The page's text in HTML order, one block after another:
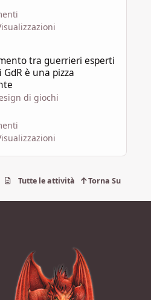
tra guerrieri esperti
GdR è una pizza
di giochi
Tutte le attività Torna Su